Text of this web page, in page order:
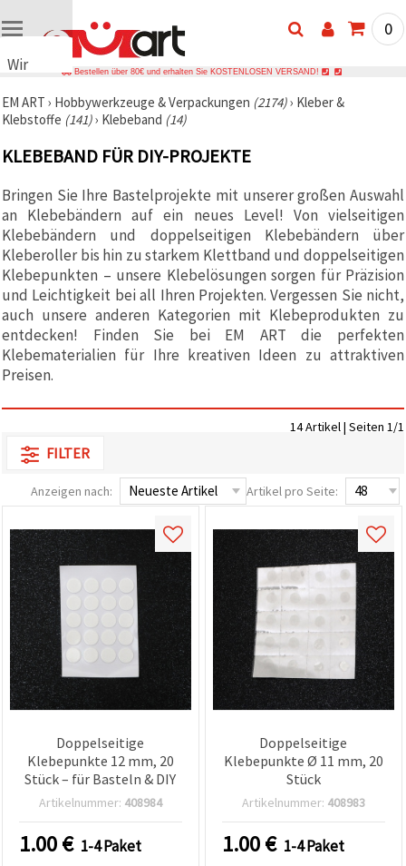
Wir
Cookies
🍪 Wir
Cookies
ähnliche
Technologien,
um das
ordnungsgemäße
Funktionieren
der Website
sicherzustellen,
Nutzungserlebnis
zu
verbessern
und, mit
Ihrer
Einwilligung,
Datenverkehr
sowie
relevantere
Werbung
anzuzeigen,
Unterstützung
unserer
Partner für
Analyse
und
Marketing.
Sie können
alle
Cookies
akzeptieren,
ablehnen
oder Ihre
Einstellungen
individuell
festlegen.
Einwilligung
können Sie
jederzeit
ändern
0
Bestellen über 80€ und erhalten Sie KOSTENLOSEN VERSAND!
EM ART › Hobbywerkzeuge & Verpackungen (2174)› Kleber &
Klebstoffe (141)› Klebeband (14)
KLEBEBAND FÜR DIY-PROJEKTE
Bringen Sie Ihre Bastelprojekte mit unserer großen Auswahl
an Klebebändern auf ein neues Level! Von vielseitigen
Klebebändern und doppelseitigen Klebebändern über
Kleberoller bis hin zu starkem Klettband und doppelseitigen
Klebepunkten – unsere Klebelösungen sorgen für Präzision
und Leichtigkeit bei all Ihren Projekten. Vergessen Sie nicht,
auch unsere anderen Kategorien mit Klebeprodukten zu
entdecken! Finden Sie bei EM ART die perfekten
Klebematerialien für Ihre kreativen Ideen zu attraktiven
Preisen.
14 Artikel | Seiten 1/1
FILTER
Anzeigen nach: Artikel pro Seite:
Doppelseitige
Klebepunkte 12 mm, 20
Stück – für Basteln & DIY
Artikelnummer: 408984
1.00€ 1-4 Paket
Doppelseitige
Klebepunkte Ø 11 mm, 20
Stück
Artikelnummer: 408983
1.00€ 1-4 Paket